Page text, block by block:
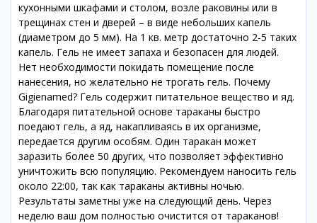
кухонными шкафами и столом, возле раковины или в
трещинах стен и дверей – в виде небольших капель
(диаметром до 5 мм). На 1 кв. метр достаточно 2-5 таких
капель. Гель не имеет запаха и безопасен для людей.
Нет необходимости покидать помещение после
нанесения, но желательно не трогать гель. Почему
Gigienamed? Гель содержит питательное вещество и яд.
Благодаря питательной основе тараканы быстро
поедают гель, а яд, накапливаясь в их организме,
передается другим особям. Один таракан может
заразить более 50 других, что позволяет эффективно
уничтожить всю популяцию. Рекомендуем наносить гель
около 22:00, так как тараканы активны ночью.
Результаты заметны уже на следующий день. Через
неделю ваш дом полностью очистится от тараканов!